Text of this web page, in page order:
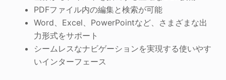
PDFファイル内の編集と検索が可能
Word、Excel、PowerPointなど、さまざまな出
力形式をサポート
シームレスなナビゲーションを実現する使いやす
いインターフェース